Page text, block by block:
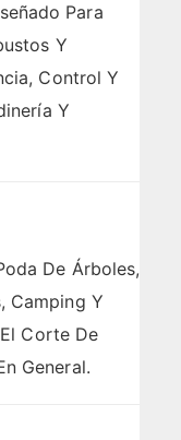
Para
Y
Control Y
Y
De Árboles,
Camping Y
Corte De
General.